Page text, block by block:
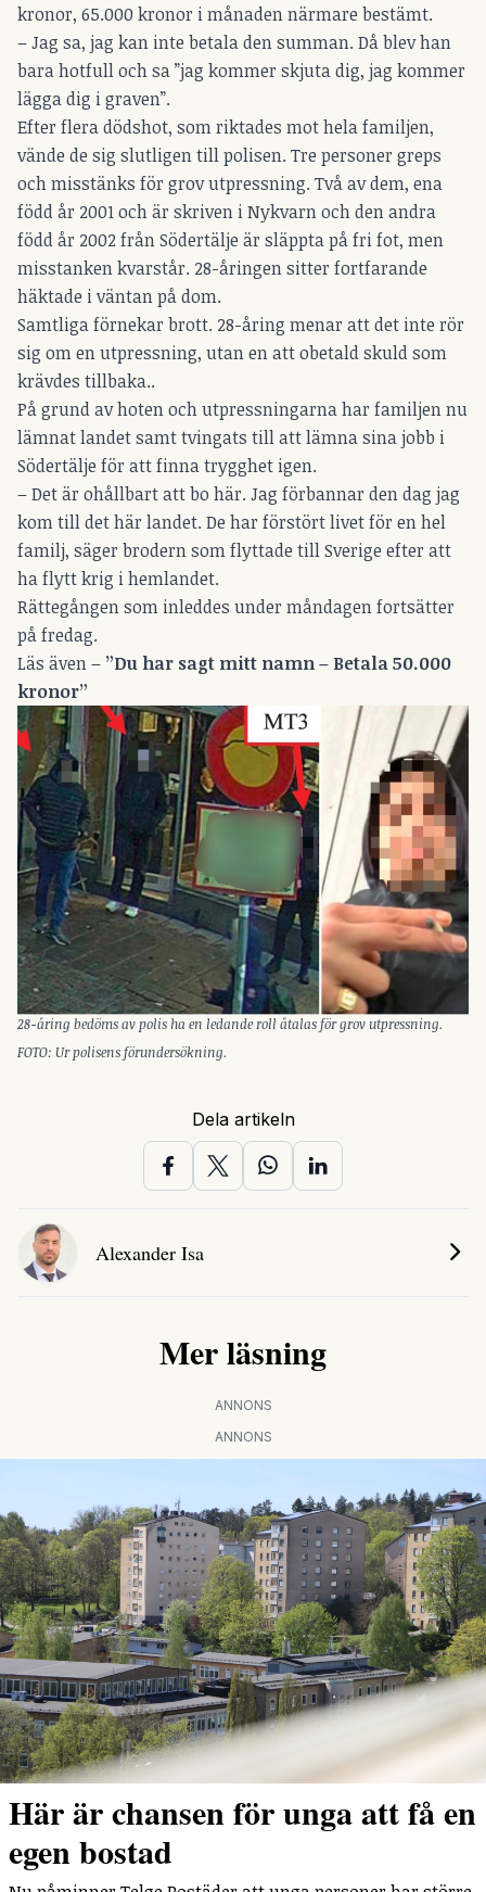
kronor, 65.000 kronor i månaden närmare bestämt.
– Jag sa, jag kan inte betala den summan. Då blev han
bara hotfull och sa ”jag kommer skjuta dig, jag kommer
lägga dig i graven”.
Efter flera dödshot, som riktades mot hela familjen,
vände de sig slutligen till polisen. Tre personer greps
och misstänks för grov utpressning. Två av dem, ena
född år 2001 och är skriven i Nykvarn och den andra
född år 2002 från Södertälje är släppta på fri fot, men
misstanken kvarstår. 28-åringen sitter fortfarande
häktade i väntan på dom.
Samtliga förnekar brott. 28-åring menar att det inte rör
sig om en utpressning, utan en att obetald skuld som
krävdes tillbaka..
På grund av hoten och utpressningarna har familjen nu
lämnat landet samt tvingats till att lämna sina jobb i
Södertälje för att finna trygghet igen.
– Det är ohållbart att bo här. Jag förbannar den dag jag
kom till det här landet. De har förstört livet för en hel
familj, säger brodern som flyttade till Sverige efter att
ha flytt krig i hemlandet.
Rättegången som inleddes under måndagen fortsätter
på fredag.
Läs även – ”Du har sagt mitt namn – Betala 50.000
kronor”
28-åring bedöms av polis ha en ledande roll åtalas för grov utpressning.
FOTO: Ur polisens förundersökning.
Dela artikeln
Alexander Isa
Mer läsning
ANNONS
ANNONS
Här är chansen för unga att få en
egen bostad